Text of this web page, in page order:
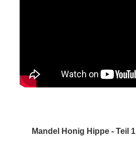
Mandel Honig Hippe - Teil 1